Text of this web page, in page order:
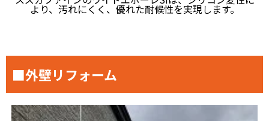
より、汚れにくく、優れた耐候性を実現します。
■外壁リフォーム